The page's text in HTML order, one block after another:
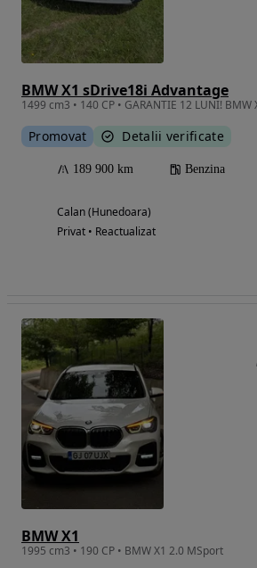
BMW X1 sDrive18i Advantage
Promovat Detalii verificate
189 900 km Benzina
Calan (Hunedoara)
Privat • Reactualizat
BMW X1
1995 cm3 • 190 CP • BMW X1 2.0 MSport